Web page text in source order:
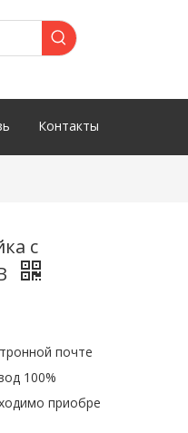
Контакты
с
почте
100%
приобре